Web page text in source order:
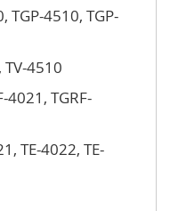
TGP-4510, TGP-
TV-4510
4021, TGRF-
TE-4022, TE-